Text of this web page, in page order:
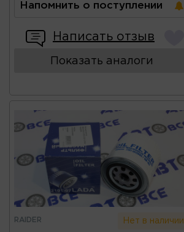
Напомнить о поступлении
Написать отзыв
Показать аналоги
RAIDER Нет в наличии